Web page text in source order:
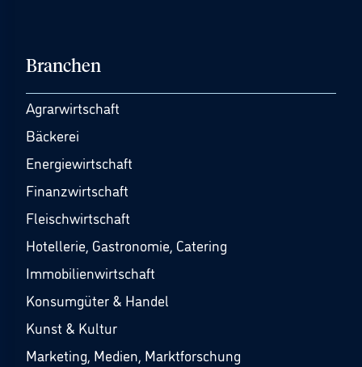
Branchen
Agrarwirtschaft
Bäckerei
Energiewirtschaft
Finanzwirtschaft
Fleischwirtschaft
Hotellerie, Gastronomie, Catering
Immobilienwirtschaft
Konsumgüter & Handel
Kunst & Kultur
Marketing, Medien, Marktforschung